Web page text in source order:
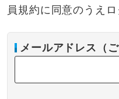
員規約に同意のうえ
メールアドレス（